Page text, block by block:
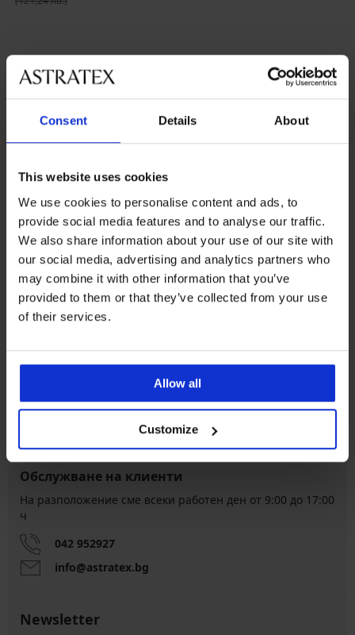
Consent Details About
This website uses cookies
We use cookies to personalise content and ads, to
provide social media features and to analyse our traffic.
We also share information about your use of our site with
our social media, advertising and analytics partners who
may combine it with other information that you’ve
provided to them or that they’ve collected from your use
of their services.
Allow all
Customize
Dkaren Sp. z o.o.
Obsessive
Най-често избираните цветове
черно
червено бяло розово
Най-често избираните размери
S XXL M
8 % от покупката
Безплатна замяна и
Обслужване на клиенти
На разположение сме всеки работен ден от 9:00 до 17:00
ч
042 952927
info@astratex.bg
Newsletter